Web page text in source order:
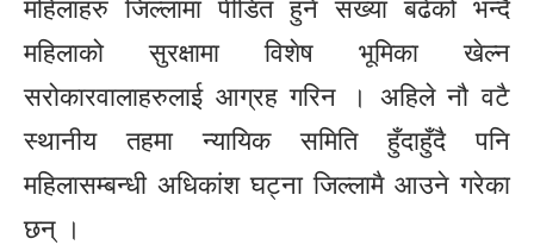
महिलाहरु जिल्लामा पीडित हुने संख्या बढेको भन्दै
महिलाको सुरक्षामा विशेष भूमिका खेल्न
सरोकारवालाहरुलाई आग्रह गरिन । अहिले नौ वटै
स्थानीय तहमा न्यायिक समिति हुँदाहुँदै पनि
महिलासम्बन्धी अधिकांश घट्ना जिल्लामै आउने गरेका
छन् ।